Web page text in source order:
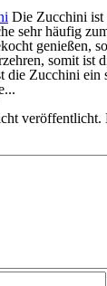
Die Zucchini ist
sehr häufig
genießen,
somit ist
Zucchini ein
veröffentlicht.